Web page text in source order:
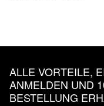
ALLE VORTEILE,
ANMELDEN UND
BESTELLUNG